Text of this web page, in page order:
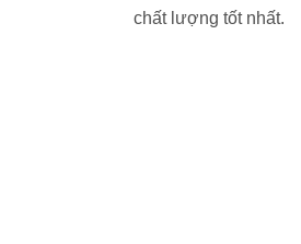
chất lượng tốt nhất.